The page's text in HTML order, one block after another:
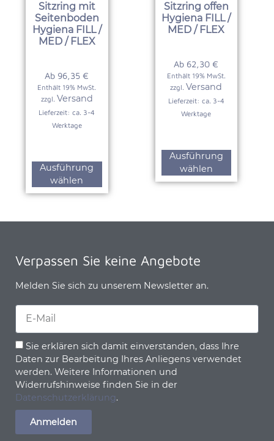
Sitzring mit
Seitenboden
Hygiena FILL /
MED / FLEX
Ab 96,35€
Enthält 19% MwSt.
zzgl. Versand
Lieferzeit: ca. 3-4
Werktage
Ausführung
wählen
Sitzring offen
Hygiena FILL /
MED / FLEX
Ab 62,30€
Enthält 19% MwSt.
zzgl. Versand
Lieferzeit: ca. 3-4
Werktage
Ausführung
wählen
Verpassen Sie keine Angebote
Melden Sie sich zu unserem Newsletter an.
Sie erklären sich damit einverstanden, dass Ihre
Daten zur Bearbeitung Ihres Anliegens verwendet
werden. Weitere Informationen und
Widerrufshinweise finden Sie in der
Datenschutzerklärung.
Anmelden